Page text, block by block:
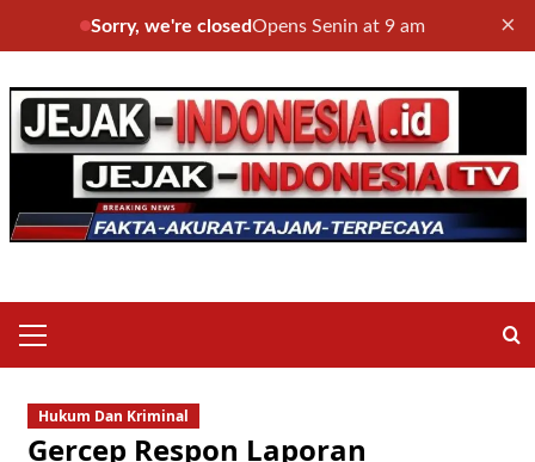
Sorry, we're closedOpens Senin at 9 am ×
to
content
Menu
Hukum Dan Kriminal
Gercep Respon Laporan